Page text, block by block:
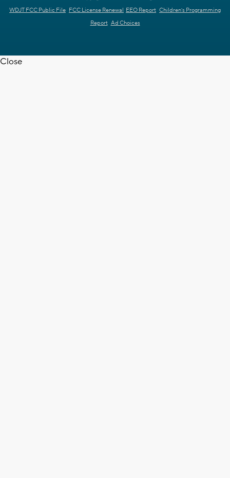
WDJT FCC Public File FCC License Renewal EEO Report Children's Programming
Report Ad Choices
Close